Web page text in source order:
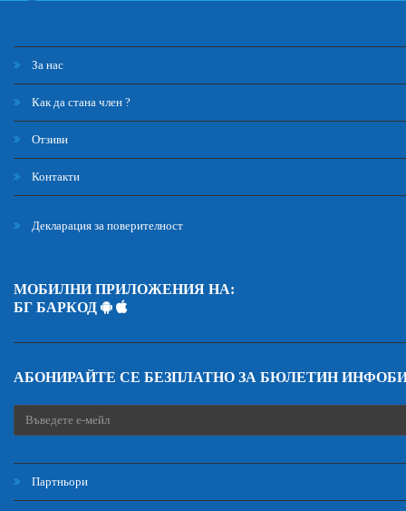
За нас
Как да стана член ?
Отзиви
Контакти
Декларация за поверителност
МОБИЛНИ ПРИЛОЖЕНИЯ НА:
БГ БАРКОД
АБОНИРАЙТЕ СЕ БЕЗПЛАТНО ЗА БЮЛЕТИН
Партньори